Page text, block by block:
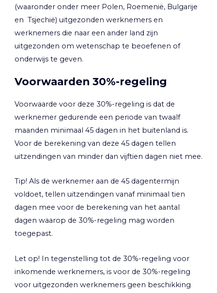
(waaronder onder meer Polen, Roemenië, Bulgarije
en Tsjechië) uitgezonden werknemers en
werknemers die naar een ander land zijn
uitgezonden om wetenschap te beoefenen of
onderwijs te geven.
Voorwaarden 30%-regeling
Voorwaarde voor deze 30%-regeling is dat de
werknemer gedurende een periode van twaalf
maanden minimaal 45 dagen in het buitenland is.
Voor de berekening van deze 45 dagen tellen
uitzendingen van minder dan vijftien dagen niet mee.
Tip! Als de werknemer aan de 45 dagentermijn
voldoet, tellen uitzendingen vanaf minimaal tien
dagen mee voor de berekening van het aantal
dagen waarop de 30%-regeling mag worden
toegepast.
Let op! In tegenstelling tot de 30%-regeling voor
inkomende werknemers, is voor de 30%-regeling
voor uitgezonden werknemers geen beschikking